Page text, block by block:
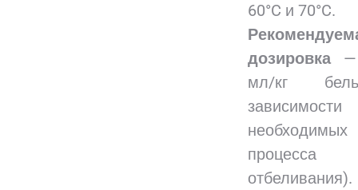
60°C и 70°C.
дозировка—
мл/кг
необходимых
процесса
отбеливания).